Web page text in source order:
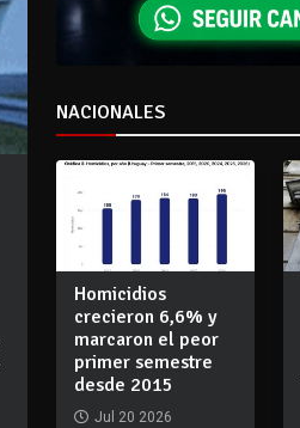
NACIONALES
Homicidios
crecieron 6,6% y
marcaron el peor
primer semestre
desde 2015
Jul 20 2026